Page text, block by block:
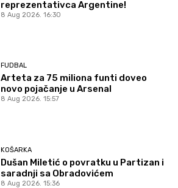
reprezentativca Argentine!
8 Aug 2026. 16:30
FUDBAL
Arteta za 75 miliona funti doveo
novo pojačanje u Arsenal
8 Aug 2026. 15:57
KOŠARKA
Dušan Miletić o povratku u Partizan i
saradnji sa Obradovićem
8 Aug 2026. 15:36